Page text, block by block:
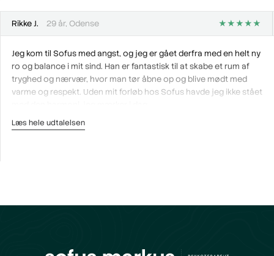
Rikke J. 29 år, Odense ★★★★★
Jeg kom til Sofus med angst, og jeg er gået derfra med en helt ny
ro og balance i mit sind. Han er fantastisk til at skabe et rum af
tryghed og nærvær, hvor man tør åbne op og blive mødt med
varme og respekt. Uden mit forløb hos Sofus havde jeg ikke stået
Læs hele udtalelsen